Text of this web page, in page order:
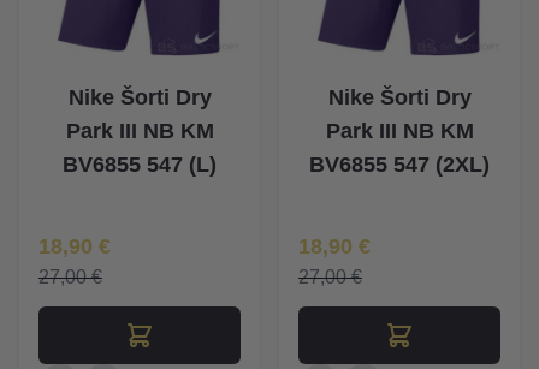
Nike Šorti Dry
Park III NB KM
BV6855 547 (L)
Īpaša Cena
18,90 €
27,00 €
Nike Šorti Dry
Park III NB KM
BV6855 547 (2XL)
Īpaša Cena
18,90 €
27,00 €